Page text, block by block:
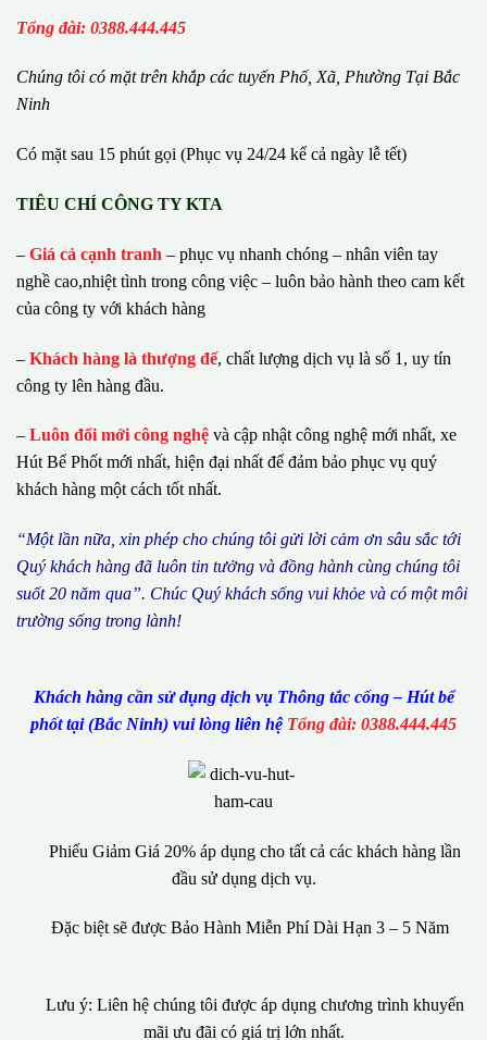
Tổng đài: 0388.444.445
Chúng tôi có mặt trên khắp các tuyến Phố, Xã, Phường Tại Bắc
Ninh
Có mặt sau 15 phút gọi (Phục vụ 24/24 kể cả ngày lễ tết)
TIÊU CHÍ CÔNG TY KTA
– Giá cả cạnh tranh – phục vụ nhanh chóng – nhân viên tay
nghề cao,nhiệt tình trong công việc – luôn bảo hành theo cam kết
của công ty với khách hàng
– Khách hàng là thượng đế, chất lượng dịch vụ là số 1, uy tín
công ty lên hàng đầu.
– Luôn đổi mới công nghệ và cập nhật công nghệ mới nhất, xe
Hút Bể Phốt mới nhất, hiện đại nhất để đảm bảo phục vụ quý
khách hàng một cách tốt nhất.
“Một lần nữa, xin phép cho chúng tôi gửi lời cảm ơn sâu sắc tới
Quý khách hàng đã luôn tin tưởng và đồng hành cùng chúng tôi
suốt 20 năm qua”. Chúc Quý khách sống vui khỏe và có một môi
trường sống trong lành!
Khách hàng cần sử dụng dịch vụ Thông tắc cống – Hút bể
phốt tại (Bắc Ninh) vui lòng liên hệ Tổng đài: 0388.444.445
đầu sử dụng dịch vụ.